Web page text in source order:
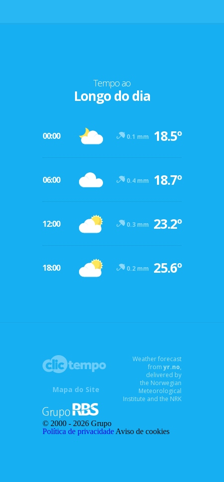
Tempo ao
Longo do dia
00:00 0.1 mm 18.5º
06:00 0.4 mm 18.7º
12:00 0.3 mm 23.2º
18:00 0.2 mm 25.6º
Mapa do Site
Weather forecast
fromyr.no,
delivered by
the Norwegian
Meteorological
Institute and the NRK
© 2000 - 2026 Grupo
Política de privacidade Aviso de cookies